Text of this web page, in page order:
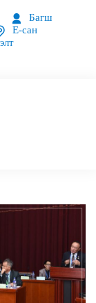
Багш
Е-сан